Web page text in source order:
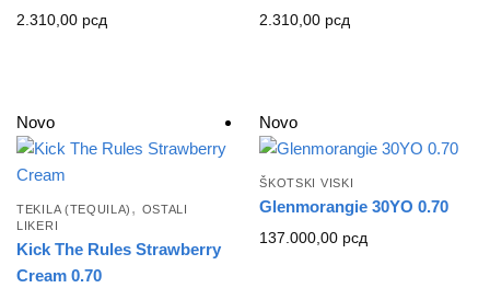
2.310,00 рсд 2.310,00 рсд
Novo
TEKILA (TEQUILA) , OSTALI
LIKERI
Kick The Rules Strawberry
Cream 0.70
Novo
ŠKOTSKI VISKI
Glenmorangie 30YO 0.70
137.000,00 рсд